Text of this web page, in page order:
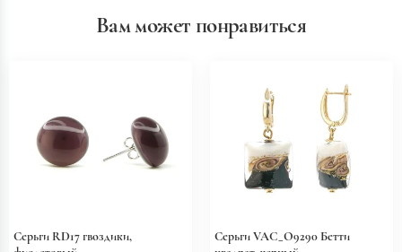
Вам может понравиться
Серьги RD17 гвоздики,
Серьги VAC_O9290 Бетти